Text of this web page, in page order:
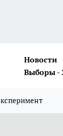
Новости
Выборы -